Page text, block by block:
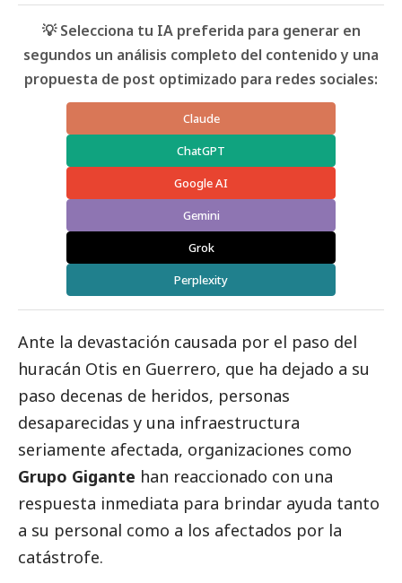
💡 Selecciona tu IA preferida para generar en
segundos un análisis completo del contenido y una
propuesta de post optimizado para redes sociales:
Claude
ChatGPT
Google AI
Gemini
Grok
Perplexity
Ante la devastación causada por el paso del
huracán Otis en Guerrero, que ha dejado a su
paso decenas de heridos, personas
desaparecidas y una infraestructura
seriamente afectada, organizaciones como
Grupo Gigante han reaccionado con una
respuesta inmediata para brindar ayuda tanto
a su personal como a los afectados por la
catástrofe.